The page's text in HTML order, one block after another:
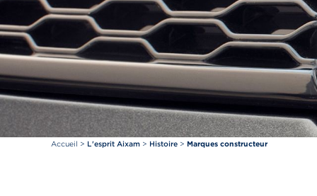
Accueil > L'esprit Aixam > Histoire > Marques constructeur